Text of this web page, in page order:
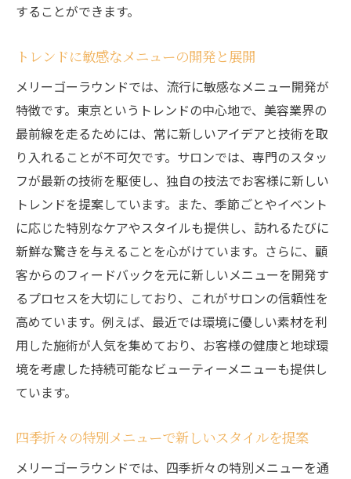
することができます。
トレンドに敏感なメニューの開発と展開
メリーゴーラウンドでは、流行に敏感なメニュー開発が
特徴です。東京というトレンドの中心地で、美容業界の
最前線を走るためには、常に新しいアイデアと技術を取
り入れることが不可欠です。サロンでは、専門のスタッ
フが最新の技術を駆使し、独自の技法でお客様に新しい
トレンドを提案しています。また、季節ごとやイベント
に応じた特別なケアやスタイルも提供し、訪れるたびに
新鮮な驚きを与えることを心がけています。さらに、顧
客からのフィードバックを元に新しいメニューを開発す
るプロセスを大切にしており、これがサロンの信頼性を
高めています。例えば、最近では環境に優しい素材を利
用した施術が人気を集めており、お客様の健康と地球環
境を考慮した持続可能なビューティーメニューも提供し
ています。
四季折々の特別メニューで新しいスタイルを提案
メリーゴーラウンドでは、四季折々の特別メニューを通